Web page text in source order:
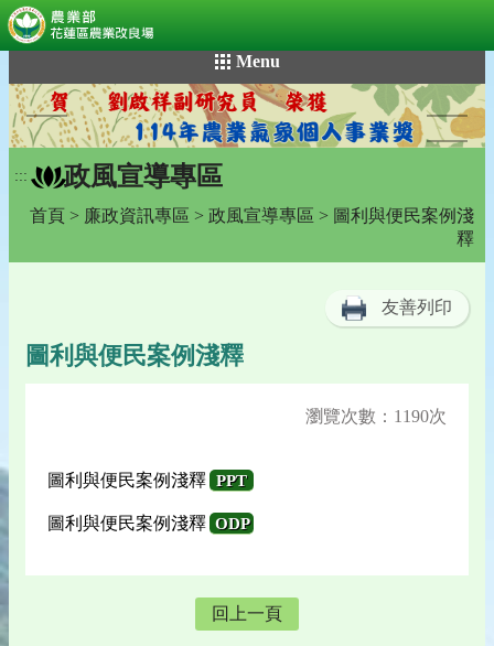
到
主
要
內
容
Menu
::: 政風宣導專區
首頁 > 廉政資訊專區 > 政風宣導專區 > 圖利與便民案例淺
釋
友善列印
圖利與便民案例淺釋
瀏覽次數：1190次
圖利與便民案例淺釋 PPT
圖利與便民案例淺釋 ODP
回上一頁